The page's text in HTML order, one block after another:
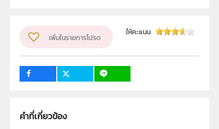
วิชา
อื่น ๆ
กลุ่มเป้าหมาย
เพิ่มในรายการโปรด
ให้คะแนน
คำที่เกี่ยวข้อง